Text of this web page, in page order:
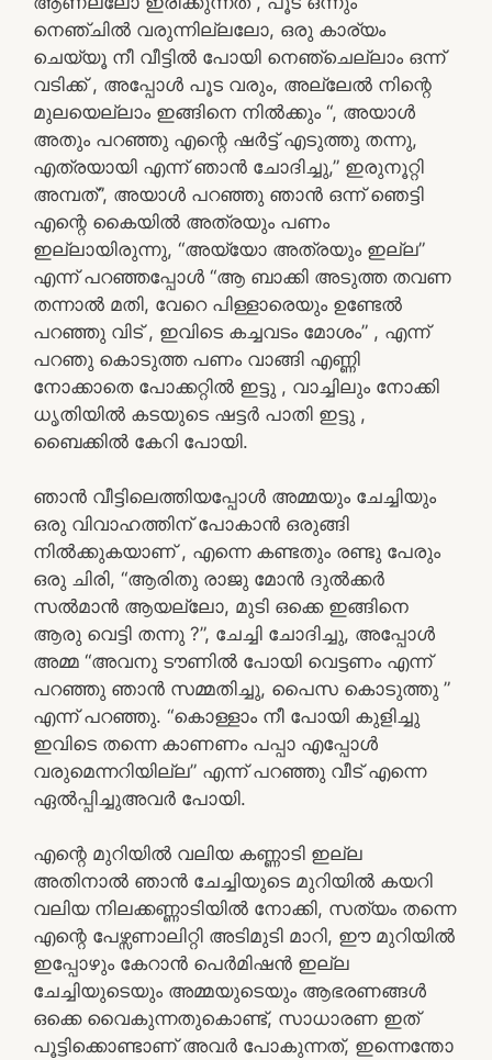
നെഞ്ചിൽ വരുന്നില്ലലോ, ഒരു കാര്യം
ചെയ്യൂ നീ വീട്ടിൽ പോയി നെഞ്ചെല്ലാം ഒന്ന്
വടിക്ക് , അപ്പോൾ പൂട വരും, അല്ലേൽ നിന്റെ
മുലയെല്ലാം ഇങ്ങിനെ നിൽക്കും “, അയാൾ
അതും പറഞ്ഞു എന്റെ ഷർട്ട് എടുത്തു തന്നു,
എത്രയായി എന്ന് ഞാൻ ചോദിച്ചു,” ഇരുനൂറ്റി
അമ്പത്”, അയാൾ പറഞ്ഞു ഞാൻ ഒന്ന് ഞെട്ടി
എന്റെ കൈയിൽ അത്രയും പണം
ഇല്ലായിരുന്നു, “അയ്യോ അത്രയും ഇല്ല”
എന്ന് പറഞ്ഞപ്പോൾ “ആ ബാക്കി അടുത്ത തവണ
തന്നാൽ മതി, വേറെ പിള്ളാരെയും ഉണ്ടേൽ
പറഞ്ഞു വിട് , ഇവിടെ കച്ചവടം മോശം” , എന്ന്
പറഞു കൊടുത്ത പണം വാങ്ങി എണ്ണി
നോക്കാതെ പോക്കറ്റിൽ ഇട്ടു , വാച്ചിലും നോക്കി
ധൃതിയിൽ കടയുടെ ഷട്ടർ പാതി ഇട്ടു ,
ബൈക്കിൽ കേറി പോയി.
ഞാൻ വീട്ടിലെത്തിയപ്പോൾ അമ്മയും ചേച്ചിയും
ഒരു വിവാഹത്തിന് പോകാൻ ഒരുങ്ങി
നിൽക്കുകയാണ് , എന്നെ കണ്ടതും രണ്ടു പേരും
ഒരു ചിരി, “ആരിതു രാജു മോൻ ദുൽക്കർ
സൽമാൻ ആയല്ലോ, മുടി ഒക്കെ ഇങ്ങിനെ
ആരു വെട്ടി തന്നു ?”, ചേച്ചി ചോദിച്ചു, അപ്പോൾ
അമ്മ “അവനു ടൗണിൽ പോയി വെട്ടണം എന്ന്
പറഞ്ഞു ഞാൻ സമ്മതിച്ചു, പൈസ കൊടുത്തു ”
എന്ന് പറഞ്ഞു. “കൊള്ളാം നീ പോയി കുളിച്ചു
ഇവിടെ തന്നെ കാണണം പപ്പാ എപ്പോൾ
വരുമെന്നറിയില്ല” എന്ന് പറഞ്ഞു വീട് എന്നെ
ഏൽപ്പിച്ചുഅവർ പോയി.
എന്റെ മുറിയിൽ വലിയ കണ്ണാടി ഇല്ല
അതിനാൽ ഞാൻ ചേച്ചിയുടെ മുറിയിൽ കയറി
വലിയ നിലക്കണ്ണാടിയിൽ നോക്കി, സത്യം തന്നെ
എന്റെ പേഴ്സണാലിറ്റി അടിമുടി മാറി, ഈ മുറിയിൽ
ഇപ്പോഴും കേറാൻ പെർമിഷൻ ഇല്ല
ചേച്ചിയുടെയും അമ്മയുടെയും ആഭരണങ്ങൾ
ഒക്കെ വൈകുന്നതുകൊണ്ട്, സാധാരണ ഇത്
പൂട്ടിക്കൊണ്ടാണ് അവർ പോകുന്നത്, ഇന്നെന്തോ